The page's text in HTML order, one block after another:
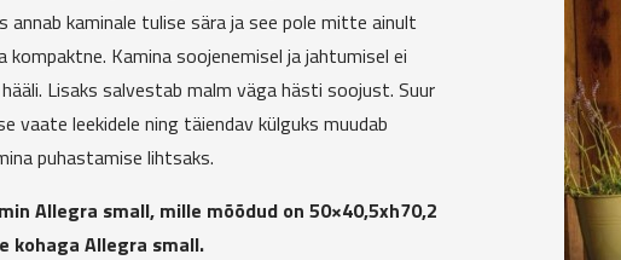
annab kaminale tulise sära ja see pole mitte ainult
kompaktne. Kamina soojenemisel ja jahtumisel ei
Lisaks salvestab malm väga hästi soojust. Suur
vaate leekidele ning täiendav külguks muudab
puhastamise lihtsaks.
Allegra small, mille mõõdud on 50×40,5xh70,2
kohaga Allegra small.